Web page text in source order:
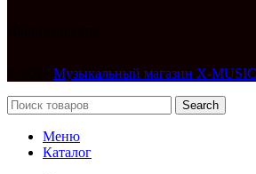
Музыкальный магазин X-MUSIC
Search
Меню
Каталог